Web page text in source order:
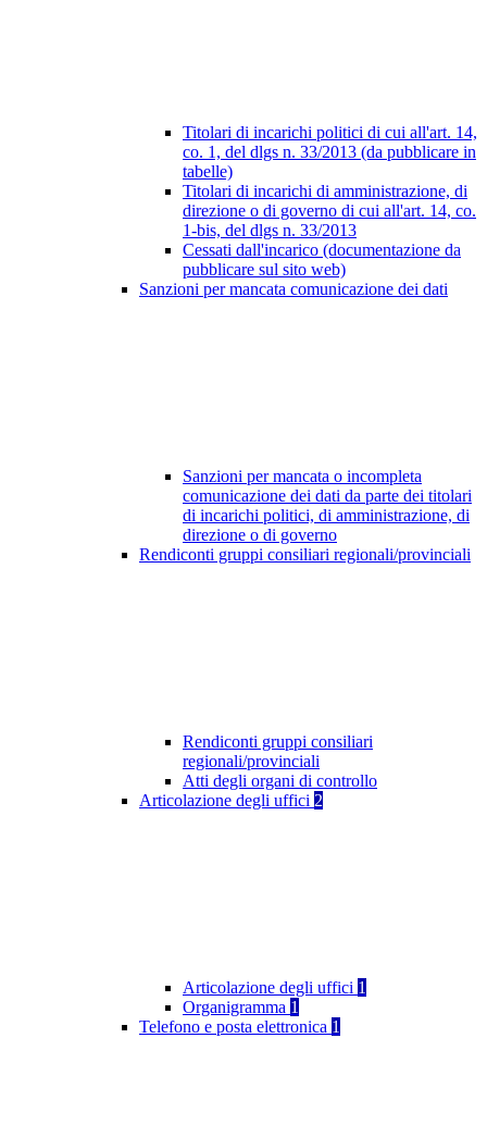
Titolari di incarichi politici di cui all'art. 14,
co. 1, del dlgs n. 33/2013 (da pubblicare in
tabelle)
Titolari di incarichi di amministrazione, di
direzione o di governo di cui all'art. 14, co.
1-bis, del dlgs n. 33/2013
Cessati dall'incarico (documentazione da
pubblicare sul sito web)
Sanzioni per mancata comunicazione dei dati
Sanzioni per mancata o incompleta
comunicazione dei dati da parte dei titolari
di incarichi politici, di amministrazione, di
direzione o di governo
Rendiconti gruppi consiliari regionali/provinciali
Rendiconti gruppi consiliari
regionali/provinciali
Atti degli organi di controllo
Articolazione degli uffici 2
Articolazione degli uffici 1
Organigramma 1
Telefono e posta elettronica 1